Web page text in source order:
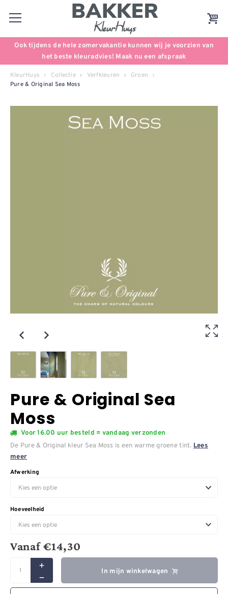
Ook tijdens de hele zomervakantie kunnen wij je voorzien van
het beste kleuradvies! Maak nu een afspraak
KleurHuys Collectie Verfkleuren Groen
Pure & Original Sea Moss
Pure & Original Sea
Moss
Voor 16.00 uur besteld = vandaag verzonden
De Pure & Original kleur Sea Moss is een warme groene tint. Lees
meer
Afwerking
Hoeveelheid
Vanaf€14,30
In mijn winkelwagen